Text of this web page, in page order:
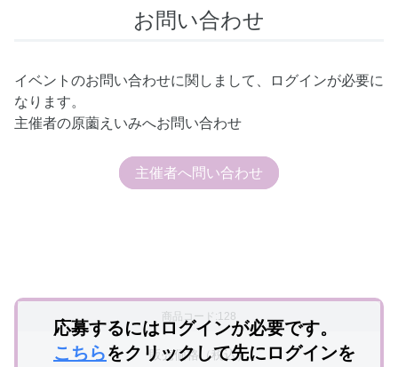
お問い合わせ
イベントのお問い合わせに関しまして、ログインが必要に
なります。
主催者の原薗えいみへお問い合わせ
主催者へ問い合わせ
商品コード:128
販売価格（税込）
応募するにはログインが必要です。
こちらをクリックして先にログインを